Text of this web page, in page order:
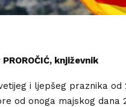
književnik
i ljepšeg praznika od
od onoga majskog dana